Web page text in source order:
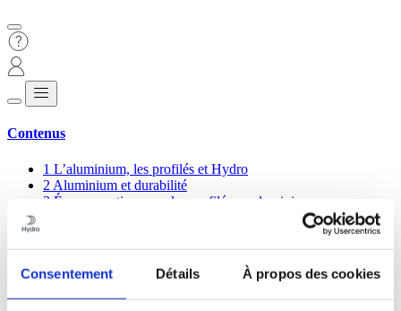
Consentement Détails À propos des cookies
Contenus
1 L’aluminium, les profilés et Hydro
2 Aluminium et durabilité
3 Écoconception avec les profilés en aluminium
6La gamme de profilés Hydro
Extruder un grand profilé ou associer plusieurs
profilés plus petits ?
6.2Panneaux préfabriqués